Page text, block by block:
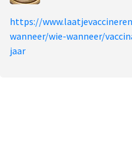
https://
wanneer/wie-wanneer/
jaar